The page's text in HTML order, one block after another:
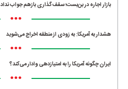
بازار اجاره در بن‌بست؛ سقف‌گذاری بازهم جواب نداد
•••
هشدار به آمریکا: به زودی از منطقه اخراج می‌شوید
•••
ایران چگونه آمریکا را به امتیازدهی وادار می‌کند؟
•••